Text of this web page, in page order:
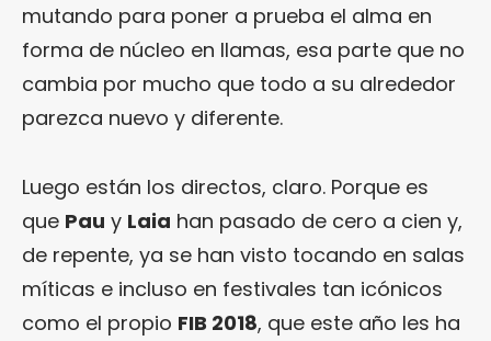
mutando para poner a prueba el alma en
forma de núcleo en llamas, esa parte que no
cambia por mucho que todo a su alrededor
parezca nuevo y diferente.
Luego están los directos, claro. Porque es
que Pau y Laia han pasado de cero a cien y,
de repente, ya se han visto tocando en salas
míticas e incluso en festivales tan icónicos
como el propio FIB 2018, que este año les ha